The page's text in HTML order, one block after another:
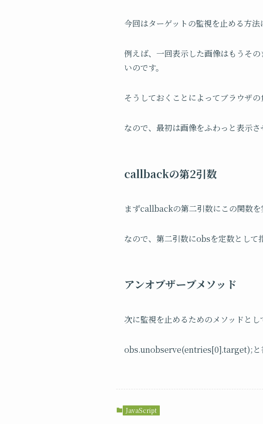
今回はターゲットの監視を止める方法
例えば、一回表示した画像はもうそ
いのです。
そうしておくことによってブラウザの
なので、最初は画像をふわっと表示
callbackの第2引数
まずcallbackの第二引数にこの関数
なので、第二引数にobsを定数として
アンオブザーブメソッド
次に監視を止めるためのメソッドと
obs.unobserve(entries[0].target);
JavaScript